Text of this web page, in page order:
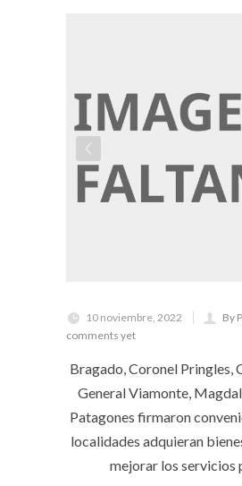
10 noviembre, 2022 By
comments yet
Bragado, Coronel Pringles,
General Viamonte,
Patagones firmaron
localidades adquieran
mejorar los servicios